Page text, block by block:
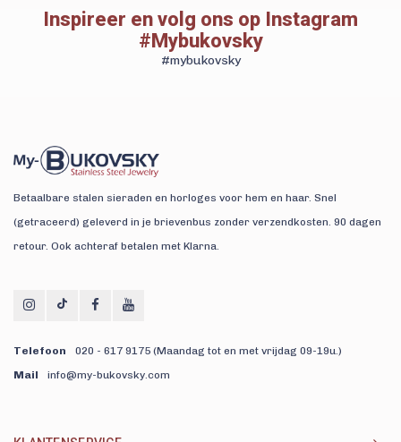
Inspireer en volg ons op Instagram
#Mybukovsky
#mybukovsky
Betaalbare stalen sieraden en horloges voor hem en haar. Snel
(getraceerd) geleverd in je brievenbus zonder verzendkosten. 90 dagen
retour. Ook achteraf betalen met Klarna.
Telefoon
020 - 617 9175 (Maandag tot en met vrijdag 09-19u.)
Mail
info@my-bukovsky.com